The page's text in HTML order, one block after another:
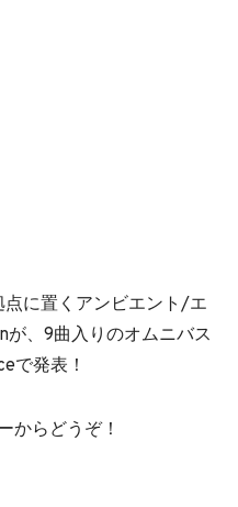
に置くアンビエント/エ
、9曲入りのオムニバス
で発表！
からどうぞ！